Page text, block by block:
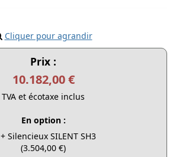
Cliquer pour agrandir
Prix :
10.182,00 €
TVA et écotaxe inclus
En option :
+ Silencieux SILENT SH3
(3.504,00 €)